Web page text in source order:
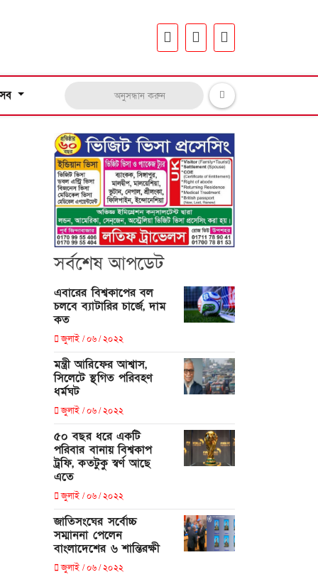
সর্বশেষ আপডেট
এবারের বিশ্বকাপের বল
চলবে ব্যাটারির চার্জে, দাম
কত
জুলাই / ০৬ / ২০২২
মন্ত্রী আরিফের আশ্বাস,
সিলেটে স্থগিত পরিবহণ
ধর্মঘট
জুলাই / ০৬ / ২০২২
৫০ বছর ধরে একটি
পরিবার বানায় বিশ্বকাপ
ট্রফি, কতটুকু স্বর্ণ আছে
এতে
জুলাই / ০৬ / ২০২২
জাতিসংঘের সর্বোচ্চ
সম্মাননা পেলেন
বাংলাদেশের ৬ শান্তিরক্ষী
জুলাই / ০৬ / ২০২২